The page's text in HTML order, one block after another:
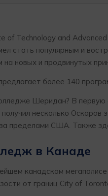
of Technology and
стать популярным и
на новых и продвинутых
более 140
Шеридан? В первую
получил несколько
пределами США. Также
в Канаде
канадском
от границ City of